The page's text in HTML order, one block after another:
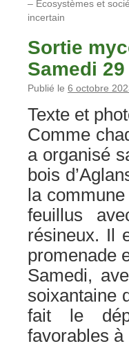
– Ecosystèmes et
incertain
Sortie
Samedi
Publié le 6 octobre
Texte et
Comme
a organisé
bois
la
feuillus
résineux. Il
promenade
Samedi,
soixantaine
fait le
favorables à